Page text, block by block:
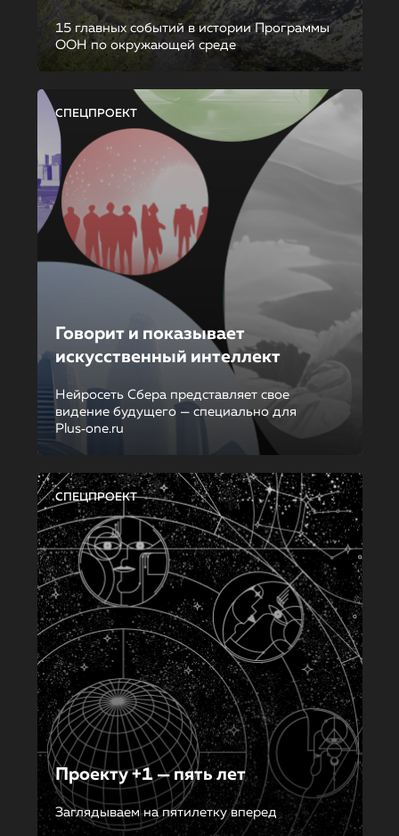
15 главных событий в истории Программы
ООН по окружающей среде
СПЕЦПРОЕКТ
Говорит и показывает
искусственный интеллект
Нейросеть Сбера представляет свое
видение будущего — специально для
Plus‑one.ru
СПЕЦПРОЕКТ
Проекту +1 — пять лет
Заглядываем на пятилетку вперед